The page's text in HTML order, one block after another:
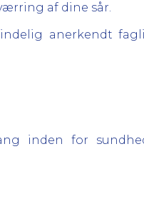
af dine sår.
anerkendt
inden for